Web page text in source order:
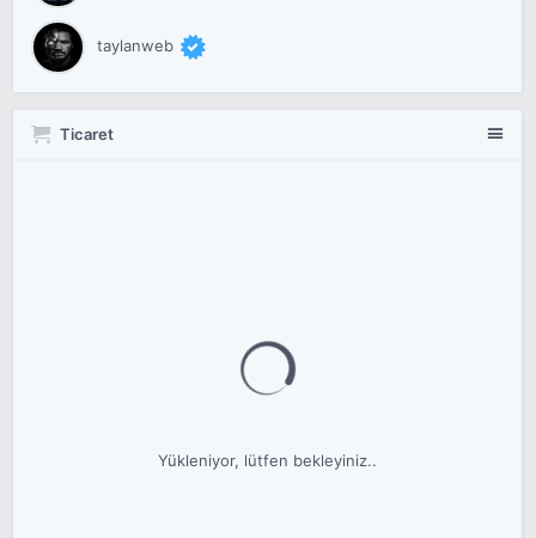
taylanweb
Ticaret
Yükleniyor, lütfen bekleyiniz..